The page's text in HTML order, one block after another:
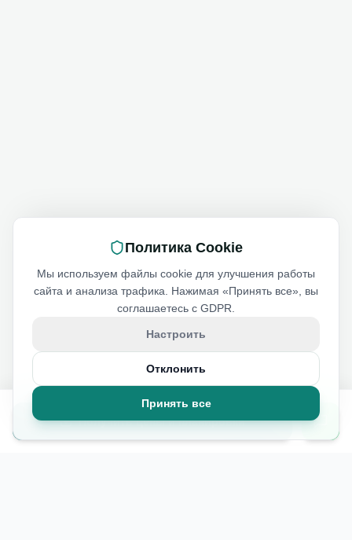
Получить цены и планировки
Политика Cookie
Мы используем файлы cookie для улучшения работы
сайта и анализа трафика. Нажимая «Принять все», вы
соглашаетесь с GDPR.
Настроить
Отклонить
Принять все